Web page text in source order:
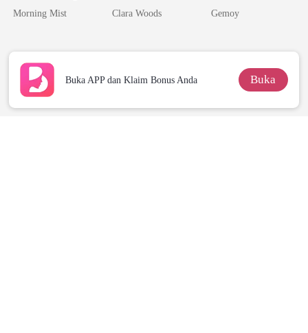
Menuntut
Morning Mist
Kesempatan
Clara Woods Gemoy
Buka APP dan Klaim Bonus Anda Buka